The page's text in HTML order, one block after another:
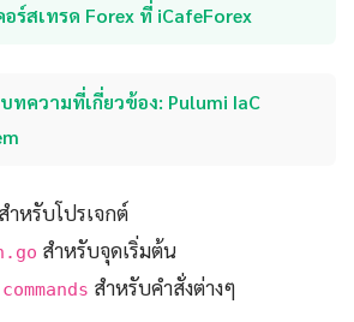
อร์สเทรด Forex ที่ iCafeForex
บทความที่เกี่ยวข้อง: Pulumi IaC
ำหรับโปรเจกต์
สำหรับจุดเริ่มต้น
commands สำหรับคำสั่งต่างๆ